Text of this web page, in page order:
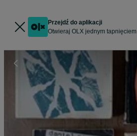
Przejdź do aplikacji
Otwieraj OLX jednym tapnięciem